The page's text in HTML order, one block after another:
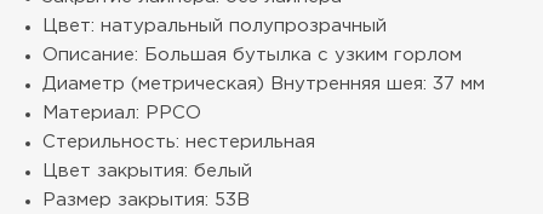
Цвет: натуральный полупрозрачный
Описание: Большая бутылка с узким горлом
Диаметр (метрическая) Внутренняя шея: 37 мм
Материал: PPCO
Стерильность: нестерильная
Цвет закрытия: белый
Размер закрытия: 53B